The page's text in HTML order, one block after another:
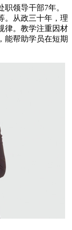
领导干部7年。
。从政三十年，理
律。教学注重因材
能帮助学员在短期